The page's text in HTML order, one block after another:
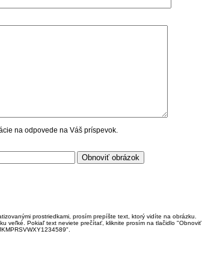
na odpovede na Váš príspevok.
prostriedkami, prosím prepíšte text, ktorý vidíte na obrázku.
veľké. Pokiaľ text neviete prečítať, kliknite prosím na tlačidlo "Obnoviť